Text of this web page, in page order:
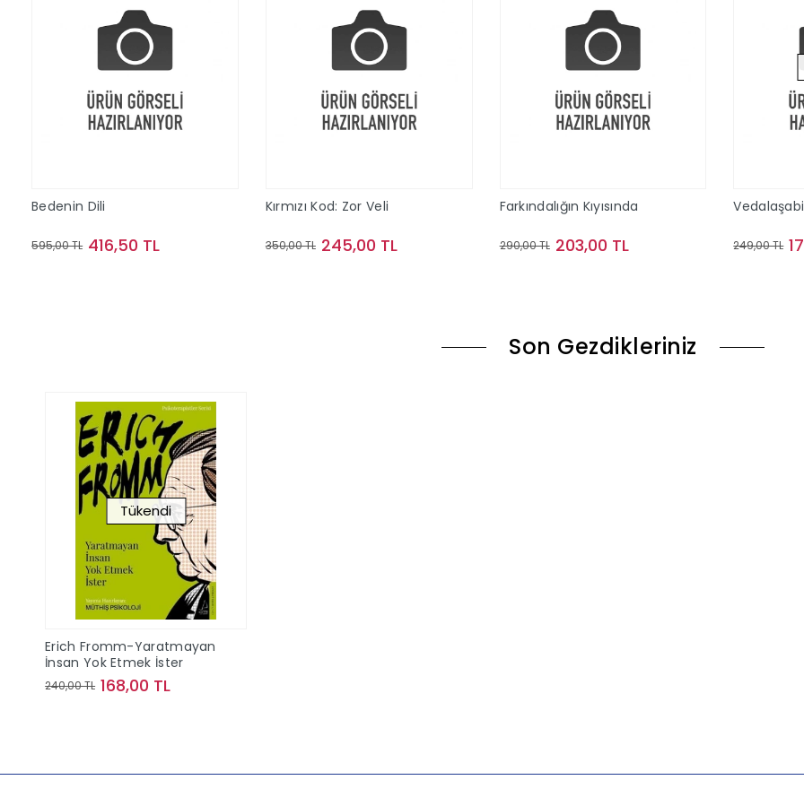
Bedenin Dili
595,00 TL 416,50 TL
Kırmızı Kod: Zor Veli
350,00 TL 245,00 TL
Farkındalığın Kıyısında
290,00 TL 203,00 TL 249,00 TL
Son Gezdikleriniz
Tükendi
Erich Fromm-Yaratmayan
İnsan Yok Etmek İster
240,00 TL 168,00 TL